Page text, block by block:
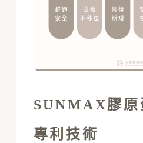
SUNMAX膠原
專利技術